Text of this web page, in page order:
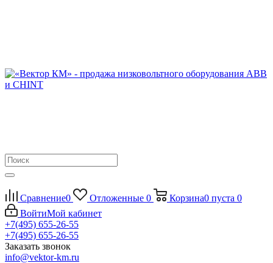
Сравнение0 Отложенные 0 Корзина0 пуста 0
ВойтиМой кабинет
+7(495) 655-26-55
+7(495) 655-26-55
Заказать звонок
info@vektor-km.ru